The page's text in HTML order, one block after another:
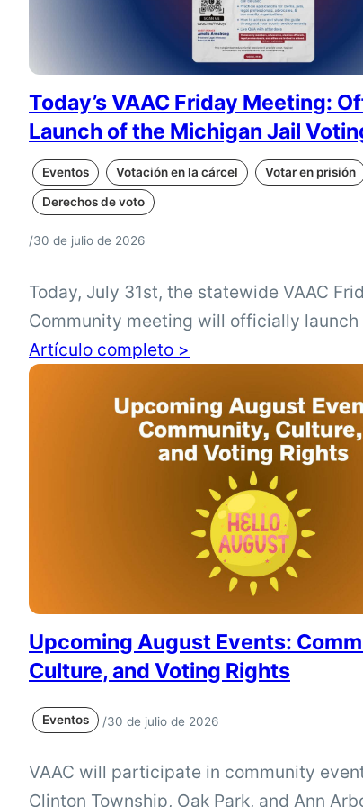
Today’s VAAC Friday Meeting:
Launch of the Michigan Jail
Eventos Votación en la cárcel Votar en prisión
Derechos de voto
/30 de julio de 2026
Today, July 31st, the statewide VAAC
Community meeting will officially launch
Jail Voting Guide, a new resource to help
understand the voting process for eligible
detained in local jails. Amelia Armstrong
Prisoners’ Legal Advocacy Network will
the guide can support clerks, jail
advocates, community…
Artículo completo >
Upcoming August Events:
Culture, and Voting Rights
Eventos /30 de julio de 2026
VAAC will participate in community
Clinton Township, Oak Park, and Ann